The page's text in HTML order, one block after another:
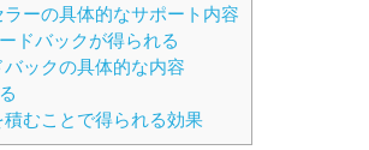
ラーの具体的なサポート内容
ドバックが得られる
バックの具体的な内容
むことで得られる効果